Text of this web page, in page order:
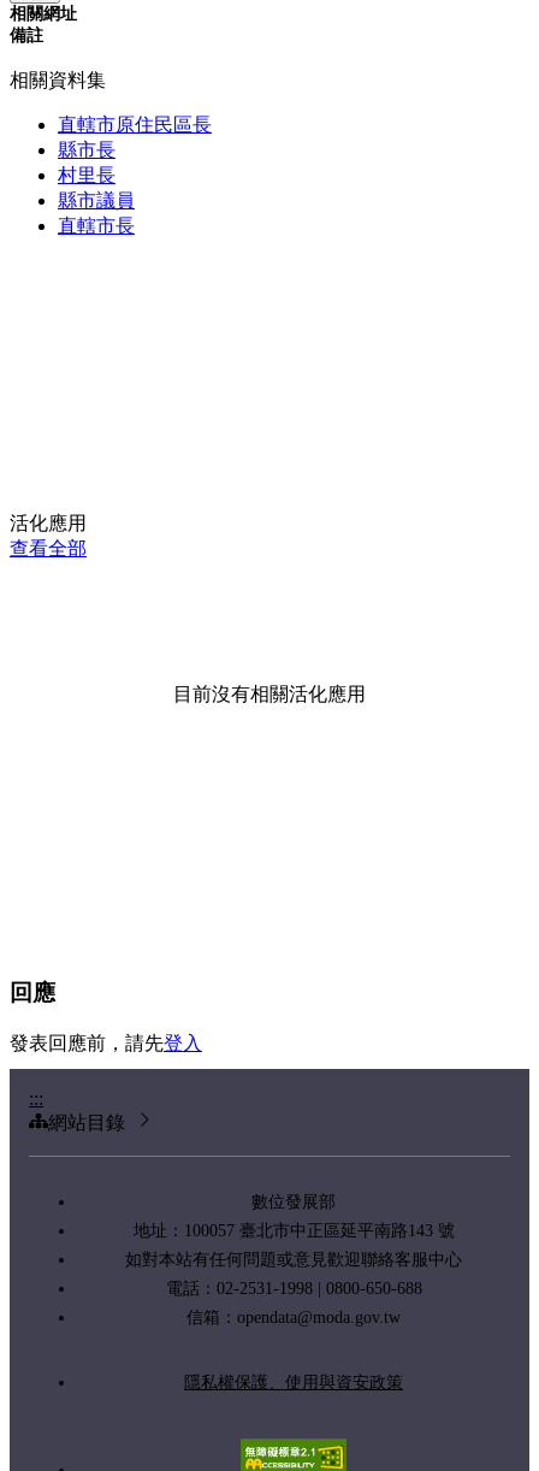
相關網址
備註
相關資料集
直轄市原住民區長
縣市長
村里長
縣市議員
直轄市長
活化應用
查看全部
目前沒有相關活化應用
回應
發表回應前，請先登入
:::
網站目錄
數位發展部
地址：100057 臺北市中正區延平南路143 號
如對本站有任何問題或意見歡迎聯絡客服中心
電話：02-2531-1998 | 0800-650-688
信箱： opendata@moda.gov.tw
隱私權保護、使用與資安政策